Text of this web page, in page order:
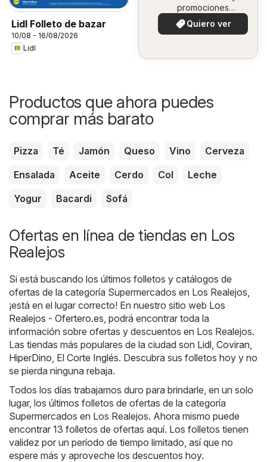
Lidl Folleto de bazar
10/08 - 16/08/2026
Lidl
promociones
especiales.
Quiero ver
Productos que ahora puedes
comprar más barato
Pizza Té Jamón Queso Vino
Cerveza
Ensalada
Aceite Cerdo Col
Leche
Yogur
Bacardi Sofá
Ofertas en línea de tiendas en Los
Realejos
Si está buscando los últimos folletos y catálogos de
ofertas de la categoría Supermercados en Los Realejos,
¡está en el lugar correcto! En nuestro sitio web Los
Realejos - Ofertero.es , podrá encontrar toda la
información sobre ofertas y descuentos en Los Realejos.
Las tiendas más populares de la ciudad son Lidl Coviran
HiperDino El Corte Inglés. Descubra sus folletos hoy y no
se pierda ninguna rebaja.
Todos los días trabajamos duro para brindarle, en un solo
lugar, los últimos folletos de ofertas de la categoría
Supermercados en Los Realejos. Ahora mismo puede
encontrar 13 folletos de ofertas aquí. Los folletos tienen
validez por un período de tiempo limitado, así que no
espere más y aproveche los descuentos hoy.